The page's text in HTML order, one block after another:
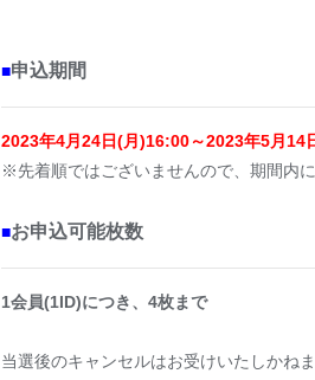
■申込期間
2023年4月24日(月)16:00～2023年5月14
※先着順ではございませんので、期間内に
■お申込可能枚数
1会員(1ID)につき、4枚まで
当選後のキャンセルはお受けいたしかねま